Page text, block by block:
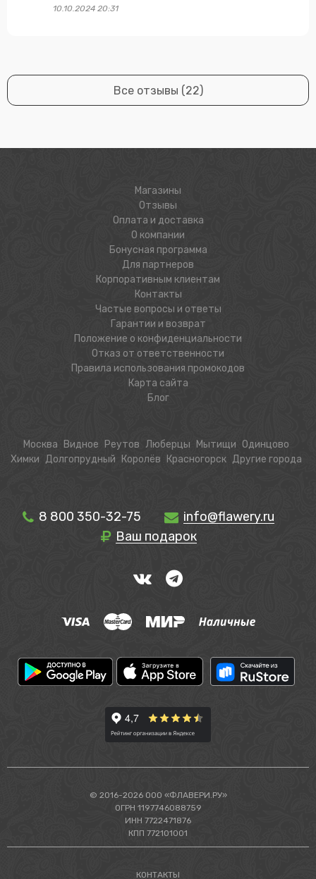
10.10.2024 20:31
Все отзывы (22)
Магазины
Отзывы
Оплата и доставка
О компании
Бонусная программа
Для партнеров
Корпоративным клиентам
Контакты
Частые вопросы и ответы
Гарантии и возврат
Положение о конфиденциальности
Отказ от ответственности
Правила использования промокодов
Карта сайта
Блог
Москва Видное Реутов Люберцы Мытищи Одинцово
Химки Долгопрудный Королёв Красногорск Другие города
8 800 350-32-75
info@flawery.ru
Ваш подарок
© 2016-2026 ООО «ФЛАВЕРИ.РУ»
ОГРН 1197746088759
ИНН 7722471876
КПП 772101001
КОНТАКТЫ